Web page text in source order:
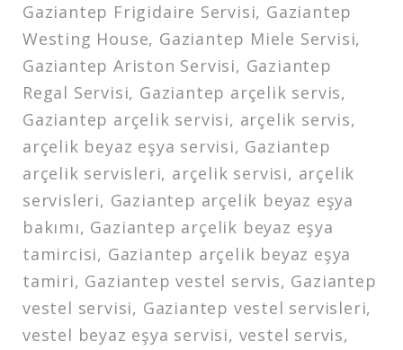
Gaziantep Frigidaire Servisi, Gaziantep
Westing House, Gaziantep Miele Servisi,
Gaziantep Ariston Servisi, Gaziantep
Regal Servisi, Gaziantep arçelik servis,
Gaziantep arçelik servisi, arçelik servis,
arçelik beyaz eşya servisi, Gaziantep
arçelik servisleri, arçelik servisi, arçelik
servisleri, Gaziantep arçelik beyaz eşya
bakımı, Gaziantep arçelik beyaz eşya
tamircisi, Gaziantep arçelik beyaz eşya
tamiri, Gaziantep vestel servis, Gaziantep
vestel servisi, Gaziantep vestel servisleri,
vestel beyaz eşya servisi, vestel servis,